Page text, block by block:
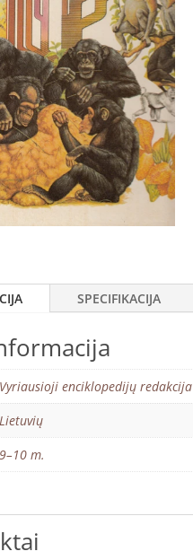
SPECIFIKACIJA
Vyriausioji enciklopedijų redakcija
Lietuvių
9–10 m.